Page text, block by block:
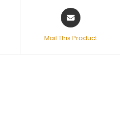
Mail This Product